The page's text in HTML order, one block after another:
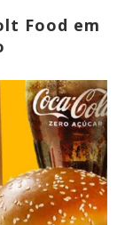
Food em